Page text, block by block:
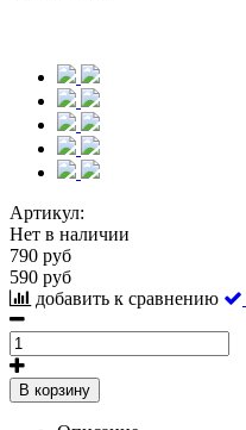
Артикул:
Нет в наличии
790 руб
590 руб
добавить к сравнению
В корзину